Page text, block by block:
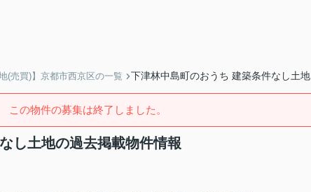
地(売買)】京都市西京区の一覧 下津林中島町のおうち 建築条件なし土地
この物件の募集は終了しました。
し土地の過去掲載物件情報